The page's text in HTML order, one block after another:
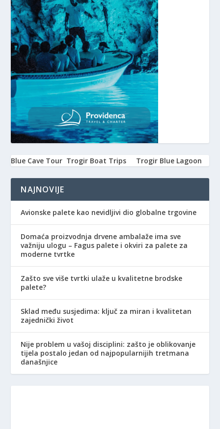
Blue Cave Tour Trogir Boat Trips Trogir Blue Lagoon
NAJNOVIJE
Avionske palete kao nevidljivi dio globalne trgovine
Domaća proizvodnja drvene ambalaže ima sve
važniju ulogu – Fagus palete i okviri za palete za
moderne tvrtke
Zašto sve više tvrtki ulaže u kvalitetne brodske
palete?
Sklad među susjedima: ključ za miran i kvalitetan
zajednički život
Nije problem u vašoj disciplini: zašto je oblikovanje
tijela postalo jedan od najpopularnijih tretmana
današnjice